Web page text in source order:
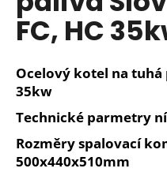
FC, HC
Ocelový kotel na tuhá
35kw
Technické parmetry
Rozměry spalovací
500x440x510mm
D